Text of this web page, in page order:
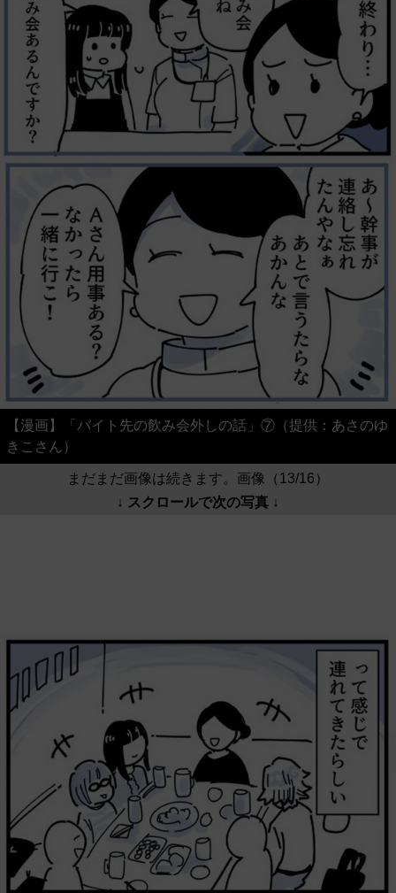
【漫画】「バイト先の飲み会外しの話」⑦（提供：あさのゆ
きこさん）
まだまだ画像は続きます。画像（13/16）
↓ スクロールで次の写真 ↓